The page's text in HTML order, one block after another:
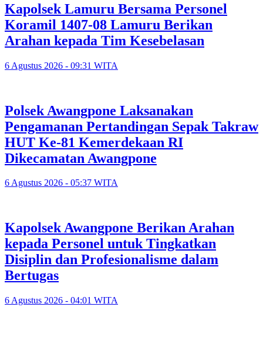
Kapolsek Lamuru Bersama Personel
Koramil 1407-08 Lamuru Berikan
Arahan kepada Tim Kesebelasan
6 Agustus 2026 - 09:31 WITA
Polsek Awangpone Laksanakan
Pengamanan Pertandingan Sepak Takraw
HUT Ke-81 Kemerdekaan RI
Dikecamatan Awangpone
6 Agustus 2026 - 05:37 WITA
‎Kapolsek Awangpone Berikan Arahan
kepada Personel untuk Tingkatkan
Disiplin dan Profesionalisme dalam
Bertugas
6 Agustus 2026 - 04:01 WITA